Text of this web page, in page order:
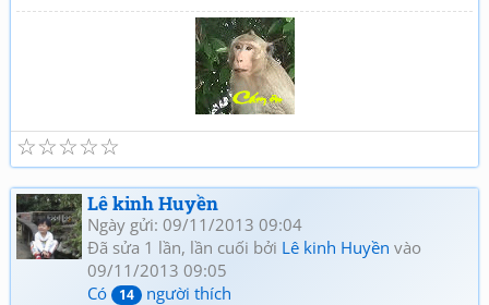
☆
☆
☆
☆
☆
Lê kinh Huyền
Ngày gửi: 09/11/2013 09:04
Đã sửa 1 lần, lần cuối bởi Lê kinh Huyền vào
09/11/2013 09:05
Có
14 người thích